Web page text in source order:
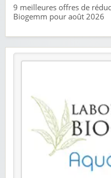
9 meilleures offres de
Biogemm pour août 2026